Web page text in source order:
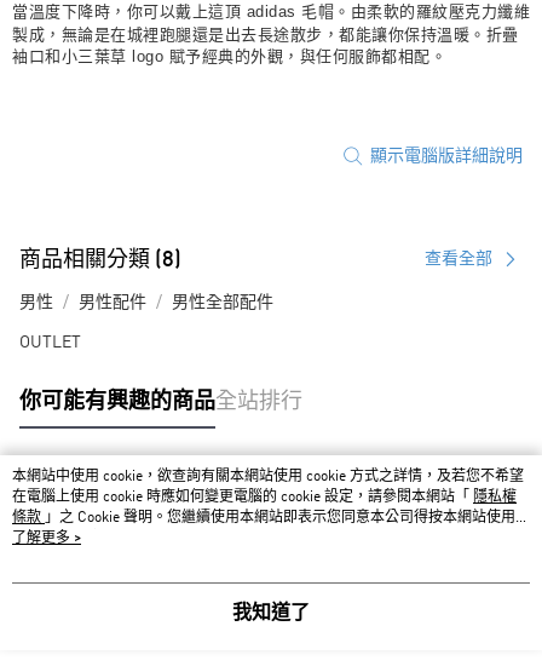
每筆NT$80，滿NT$1,500(含以上)免運費
當溫度下降時，你可以戴上這頂 adidas 毛帽。由柔軟的羅紋壓克力纖維
製成，無論是在城裡跑腿還是出去長途散步，都能讓你保持溫暖。折疊
袖口和小三葉草 logo 賦予經典的外觀，與任何服飾都相配。
顯示電腦版詳細說明
商品相關分類 (8) 查看全部
男性 男性配件 男性全部配件
OUTLET
你可能有興趣的商品全站排行
熱門標籤
本網站中使用 cookie，欲查詢有關本網站使用 cookie 方式之詳情，及若您不希望
在電腦上使用 cookie 時應如何變更電腦的 cookie 設定，請參閱本網站「
隱私權
條款 」之 Cookie 聲明。您繼續使用本網站即表示您同意本公司得按本網站使用條
款之 Cookie 聲明使用 cookie。
了解更多 >
我知道了